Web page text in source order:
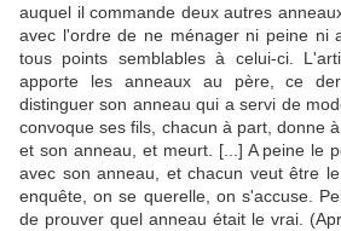
auquel il commande deux autres
avec l'ordre de ne ménager ni peine ni
tous points semblables à celui-ci.
apporte les anneaux au père, ce
distinguer son anneau qui a servi de
convoque ses fils, chacun à part, donne
et son anneau, et meurt. [...] A peine le
avec son anneau, et chacun veut être
enquête, on se querelle, on s'accuse.
de prouver quel anneau était le vrai.